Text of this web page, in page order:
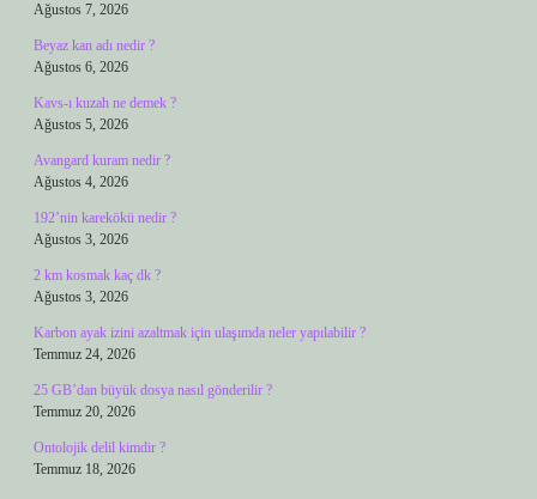
Ağustos 7, 2026
Beyaz kan adı nedir ?
Ağustos 6, 2026
Kavs-ı kuzah ne demek ?
Ağustos 5, 2026
Avangard kuram nedir ?
Ağustos 4, 2026
192’nin karekökü nedir ?
Ağustos 3, 2026
2 km kosmak kaç dk ?
Ağustos 3, 2026
Karbon ayak izini azaltmak için ulaşımda neler yapılabilir ?
Temmuz 24, 2026
25 GB’dan büyük dosya nasıl gönderilir ?
Temmuz 20, 2026
Ontolojik delil kimdir ?
Temmuz 18, 2026